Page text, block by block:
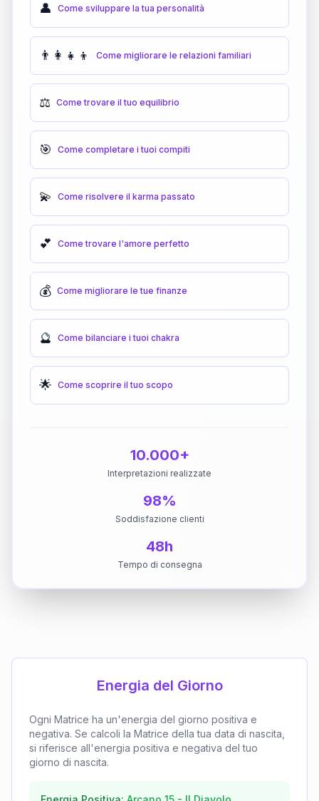
👤 Come sviluppare la tua personalità
👨‍👩‍👧‍👦 Come migliorare le relazioni familiari
⚖️ Come trovare il tuo equilibrio
🎯 Come completare i tuoi compiti
💫 Come risolvere il karma passato
💕 Come trovare l'amore perfetto
💰 Come migliorare le tue finanze
🔮 Come bilanciare i tuoi chakra
🌟 Come scoprire il tuo scopo
10.000+
Interpretazioni realizzate
98%
Soddisfazione clienti
48h
Tempo di consegna
Energia del Giorno
Ogni Matrice ha un'energia del giorno positiva e
negativa. Se calcoli la Matrice della tua data di nascita,
si riferisce all'energia positiva e negativa del tuo
giorno di nascita.